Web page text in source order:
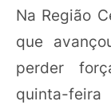
Na Região
que
perder
quinta-